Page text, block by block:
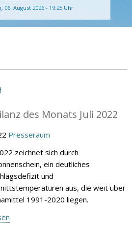
06. August 2026 - 19:25 Uhr
des Monats Juli 2022
Presseraum
zeichnet sich durch
ein deutliches
und
aus, die weit über
1991-2020 liegen.